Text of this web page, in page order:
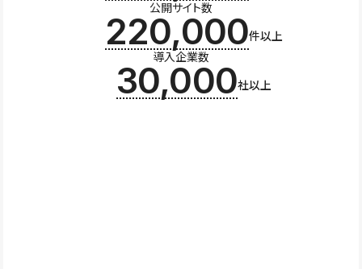
公開サイト数
220,000件以上
導入企業数
30,000社以上